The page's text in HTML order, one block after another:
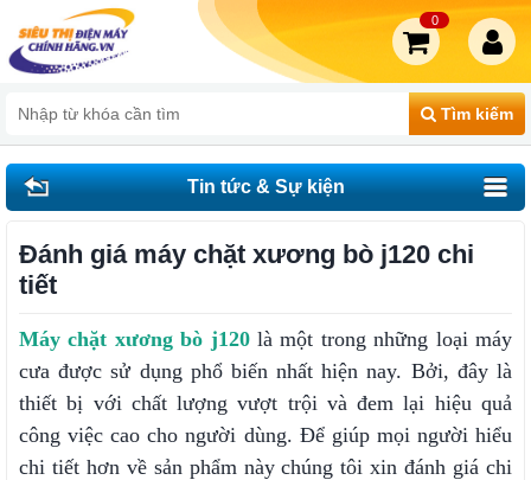
Tìm kiếm
0
Tin tức & Sự kiện
Đánh giá máy chặt xương bò j120 chi
tiết
Máy chặt xương bò j120là một trong những loại máy
cưa được sử dụng phổ biến nhất hiện nay. Bởi, đây là
thiết bị với chất lượng vượt trội và đem lại hiệu quả
công việc cao cho người dùng. Để giúp mọi người hiểu
chi tiết hơn về sản phẩm này chúng tôi xin đánh giá chi